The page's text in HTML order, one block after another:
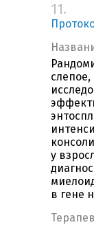
11.
у
в гене